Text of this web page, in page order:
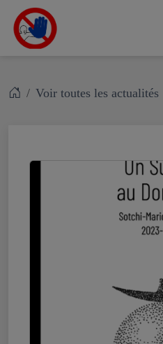
Voir toutes les actualités